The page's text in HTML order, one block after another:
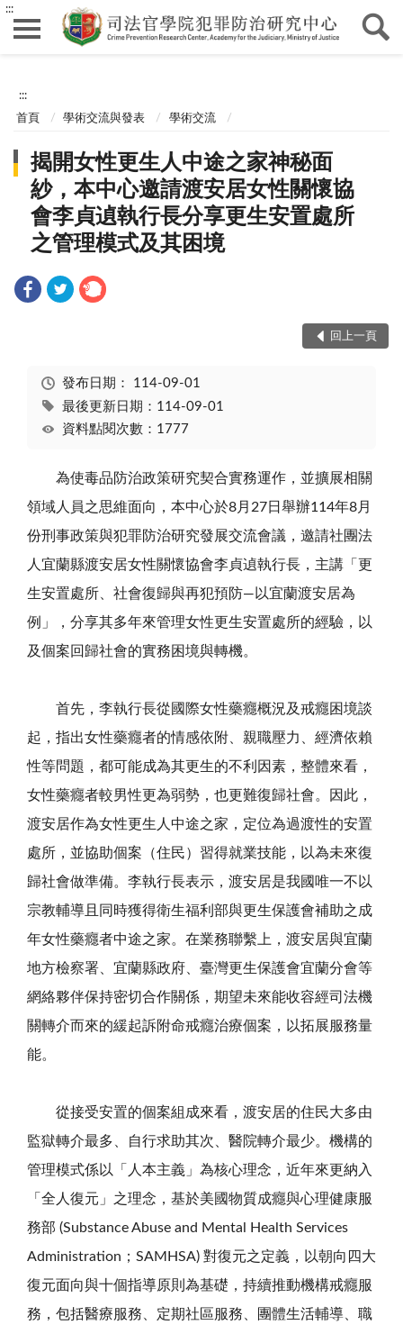
:::
:::
首頁 學術交流與發表 學術交流
揭開女性更生人中途之家神秘面
紗，本中心邀請渡安居女性關懷協
會李貞遉執行長分享更生安置處所
之管理模式及其困境
回上一頁
發布日期： 114-09-01
最後更新日期：114-09-01
資料點閱次數：1777
為使毒品防治政策研究契合實務運作，並擴展相關
領域人員之思維面向，本中心於8月 27日舉辦114年8月
份刑事政策與犯罪防治研究發展交流會議，邀請社團法
人宜蘭縣渡安居女性關懷協會李貞遉執行長，主講「更
生安置處所、社會復歸與再犯預防—以宜蘭渡安居為
例」，分享其多年來管理女性更生安置處所的經驗，以
及個案回歸社會的實務困境與轉機。
首先，李執行長從國際女性藥癮概況及戒癮困境談
起，指出女性藥癮者的情感依附、親職壓力、經濟依賴
性等問題，都可能成為其更生的不利因素，整體來看，
女性藥癮者較男性更為弱勢，也更難復歸社會。因此，
渡安居作為女性更生人中途之家，定位為過渡性的安置
處所，並協助個案（住民）習得就業技能，以為未來復
歸社會做準備。李執行長表示，渡安居是我國唯一不以
宗教輔導且同時獲得衛生福利部與更生保護會補助之成
年女性藥癮者中途之家。在業務聯繫上，渡安居與宜蘭
地方檢察署、宜蘭縣政府、臺灣更生保護會宜蘭分會等
網絡夥伴保持密切合作關係，期望未來能收容經司法機
關轉介而來的緩起訴附命戒癮治療個案，以拓展服務量
能。
從接受安置的個案組成來看，渡安居的住民大多由
監獄轉介最多、自行求助其次、醫院轉介最少。機構的
管理模式係以「人本主義」為核心理念，近年來更納入
「全人復元」之理念，基於美國物質成癮與心理健康服
務部 (Substance Abuse and Mental Health Services
Administration ； SAMHSA) 對復元之定義，以朝向四大
復元面向與十個指導原則為基礎，持續推動機構戒癮服
務，包括醫療服務、定期社區服務、團體生活輔導、職